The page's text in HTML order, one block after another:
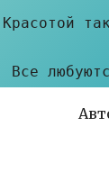
Красотой
Все